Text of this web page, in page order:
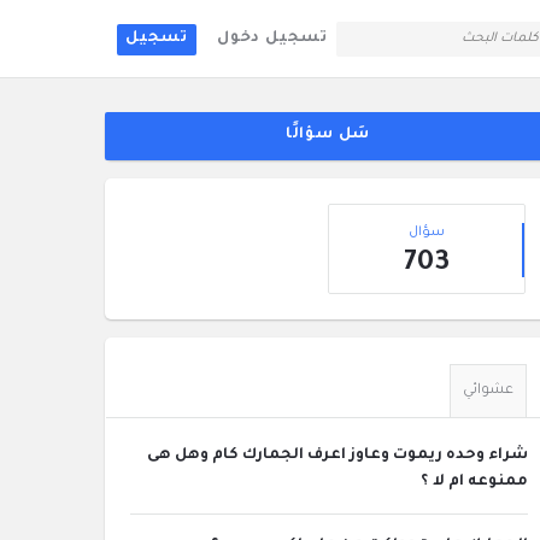
تسجيل دخول تسجيل
سَل سؤالًا
إحصائيات
سؤال
703
عشوائي
شراء وحده ريموت وعاوز اعرف الجمارك كام وهل هى
ممنوعه ام لا ؟